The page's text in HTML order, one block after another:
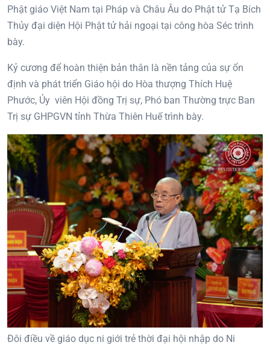
Phật giáo Việt Nam tại Pháp và Châu Âu do Phật tử Tạ Bích
Thủy đại diện Hội Phật tử hải ngoại tại công hòa Séc trình
bày.
Kỷ cương để hoàn thiện bản thân là nền tảng của sự ổn
định và phát triển Giáo hội do Hòa thượng Thích Huệ
Phước, Ủy viên Hội đồng Trị sự, Phó ban Thường trực Ban
Trị sự GHPGVN tỉnh Thừa Thiên Huế trình bày.
Đôi điều về giáo dục ni giới trẻ thời đại hội nhập do Ni